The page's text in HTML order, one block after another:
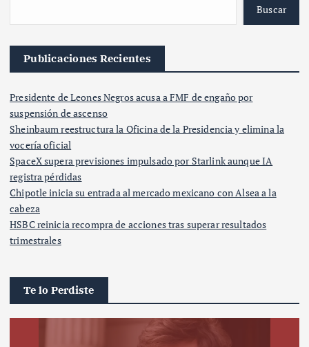
Buscar
Publicaciones Recientes
Presidente de Leones Negros acusa a FMF de engaño por
suspensión de ascenso
Sheinbaum reestructura la Oficina de la Presidencia y elimina la
vocería oficial
SpaceX supera previsiones impulsado por Starlink aunque IA
registra pérdidas
Chipotle inicia su entrada al mercado mexicano con Alsea a la
cabeza
HSBC reinicia recompra de acciones tras superar resultados
trimestrales
Te lo Perdiste